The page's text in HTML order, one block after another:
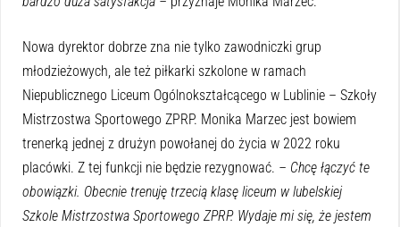
Nowa dyrektor dobrze zna nie tylko zawodniczki grup
młodzieżowych, ale też piłkarki szkolone w ramach
Niepublicznego Liceum Ogólnokształcącego w Lublinie – Szkoły
Mistrzostwa Sportowego ZPRP. Monika Marzec jest bowiem
trenerką jednej z drużyn powołanej do życia w 2022 roku
placówki. Z tej funkcji nie będzie rezygnować. – Chcę łączyć te
obowiązki. Obecnie trenuję trzecią klasę liceum w lubelskiej
Szkole Mistrzostwa Sportowego ZPRP. Wydaje mi się, że jestem